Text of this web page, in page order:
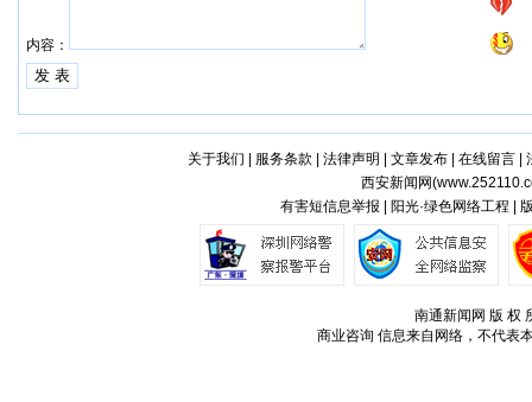
内容：
关于我们 服务条款 法律声明 文章发布| 在线留言|
西安新闻网(
有害短信息举报 | 阳光·绿色网络工程 |
南通新闻网 版 权
商业咨询 信息来自网络，不代表